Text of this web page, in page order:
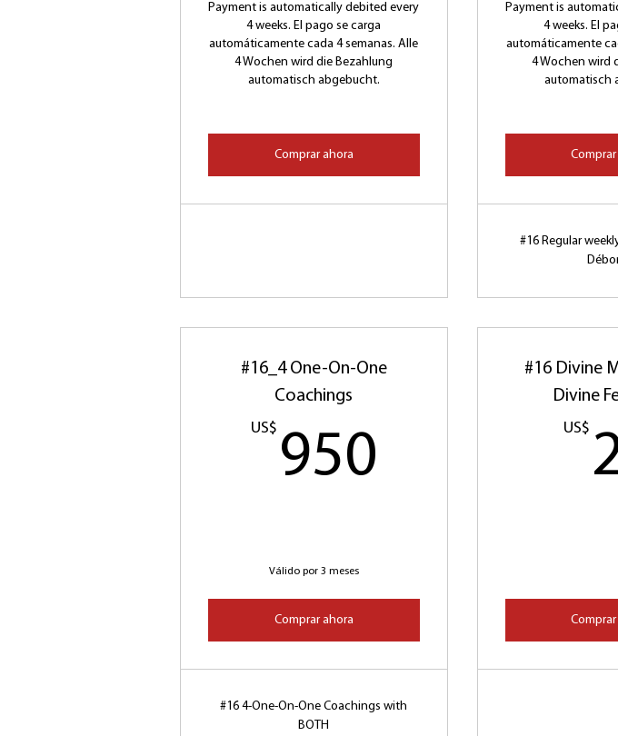
Payment is automatically debited every
4 weeks. El pago se carga
automáticamente cada 4 semanas. Alle
4 Wochen wird die Bezahlung
automatisch abgebucht.
Comprar ahora
Payment is
4 weeks. El
automáticamente
4 Wochen wird
automatisch
#16 Regular
#16_4 One-On-One
Coachings
US$ 950 950US$
Válido por 3 meses
Comprar ahora
#16 4-One-On-One Coachings with
BOTH
#16 Divine
Divine
US$